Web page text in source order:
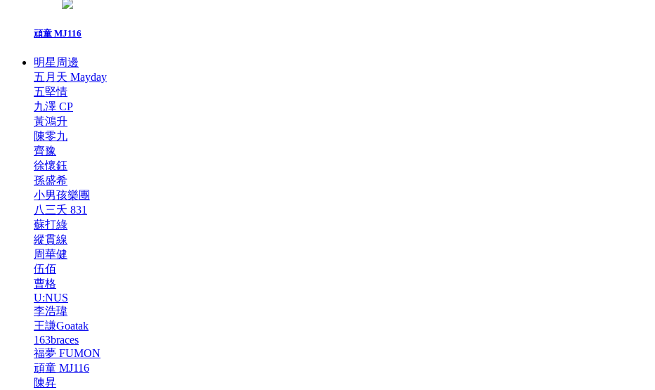
頑童 MJ116
明星周邊
五月天 Mayday
五堅情
九澤 CP
黃鴻升
陳零九
齊豫
徐懷鈺
孫盛希
小男孩樂團
八三夭 831
蘇打綠
縱貫線
周華健
伍佰
曹格
U:NUS
李浩瑋
王謙Goatak
163braces
福夢 FUMON
頑童 MJ116
陳昇